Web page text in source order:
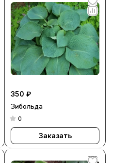
350 ₽
Зибольда
0
Заказать